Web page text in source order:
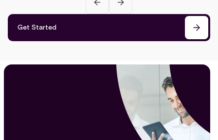
Get Started